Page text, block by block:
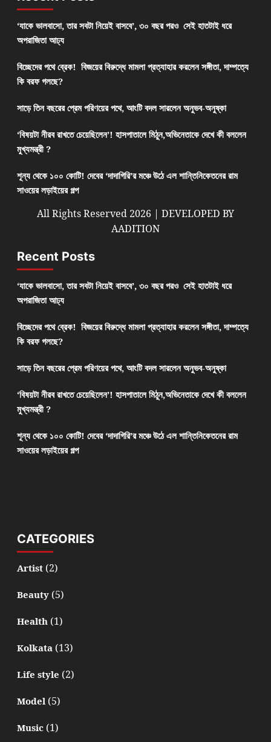
‘যাকে ভালবাসো, তার সবটা নিয়েই বাসবে’, ৩০ বছর পরও সেই হাতটাই ধরে
অপরাজিতা আঢ্য
বিচ্ছেদের পথে ব্রেক! বিজয়ের বিরুদ্ধে মামলা প্রত্যাহার করলেন সঙ্গীতা, দাম্পত্যে
কি বরফ গলছে?
সাড়ে তিন বছরের প্রেম পরিণয়ের পথে, আংটি বদল সারলেন অনুভব-অনুষ্কা
‘বিষয়টা নীরব রাখতে চেয়েছিলেন’! হাসপাতালে মিঠুন,অভিনেতাকে দেখে কী বললেন
মুখ্যমন্ত্রী ?
শূন্য থেকে ১০০ কোটি! দেবের ‘দাদাগিরি’র মঞ্চে উঠে এল শান্তিনিকেতনের রাম
সাওয়ের লড়াইয়ের গল্প
All Rights Reserved 2026 | DEVELOPED BY
AADITION
Recent Posts
‘যাকে ভালবাসো, তার সবটা নিয়েই বাসবে’, ৩০ বছর পরও সেই হাতটাই ধরে
অপরাজিতা আঢ্য
বিচ্ছেদের পথে ব্রেক! বিজয়ের বিরুদ্ধে মামলা প্রত্যাহার করলেন সঙ্গীতা, দাম্পত্যে
কি বরফ গলছে?
সাড়ে তিন বছরের প্রেম পরিণয়ের পথে, আংটি বদল সারলেন অনুভব-অনুষ্কা
‘বিষয়টা নীরব রাখতে চেয়েছিলেন’! হাসপাতালে মিঠুন,অভিনেতাকে দেখে কী বললেন
মুখ্যমন্ত্রী ?
শূন্য থেকে ১০০ কোটি! দেবের ‘দাদাগিরি’র মঞ্চে উঠে এল শান্তিনিকেতনের রাম
সাওয়ের লড়াইয়ের গল্প
CATEGORIES
Artist(2)
Beauty(5)
Health(1)
Kolkata(13)
Life style (2)
Model(5)
Music(1)